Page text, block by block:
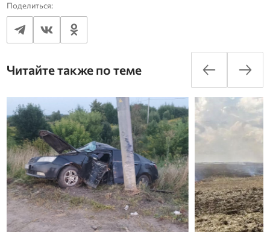
Поделиться:
Читайте также по теме